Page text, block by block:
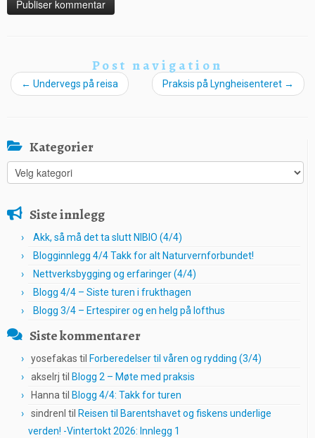
Post navigation
← Undervegs på reisa Praksis på Lyngheisenteret →
Kategorier
Kategorier
Siste innlegg
Akk, så må det ta slutt NIBIO (4/4)
Blogginnlegg 4/4 Takk for alt Naturvernforbundet!
Nettverksbygging og erfaringer (4/4)
Blogg 4/4 – Siste turen i frukthagen
Blogg 3/4 – Ertespirer og en helg på lofthus
Siste kommentarer
yosefakas til Forberedelser til våren og rydding (3/4)
akselrj til Blogg 2 – Møte med praksis
Hannatil Blogg 4/4: Takk for turen
sindrenl til Reisen til Barentshavet og fiskens underlige
verden! -Vintertokt 2026: Innlegg 1